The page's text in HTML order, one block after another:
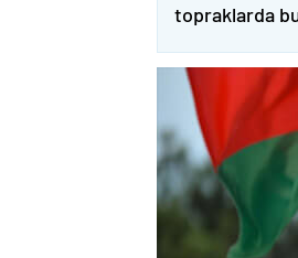
topraklarda